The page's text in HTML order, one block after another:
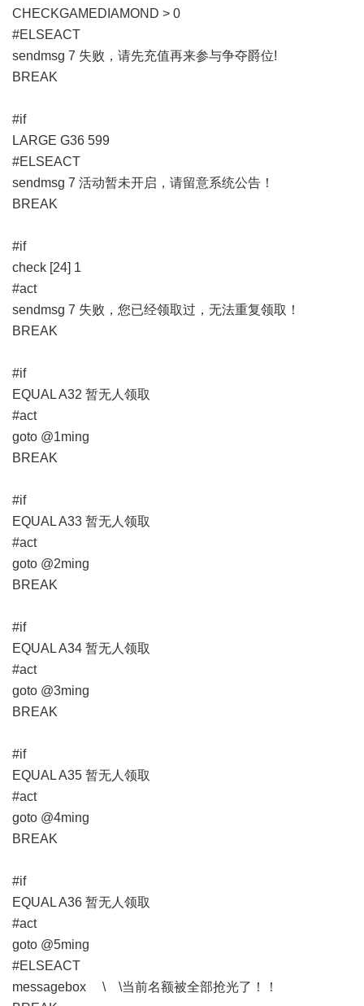
CHECKGAMEDIAMOND > 0
#ELSEACT
sendmsg 7 失败，请先充值再来参与争夺爵位!
BREAK
#if
LARGE G36 599
#ELSEACT
sendmsg 7 活动暂未开启，请留意系统公告！
BREAK
#if
check [24] 1
#act
sendmsg 7 失败，您已经领取过，无法重复领取！
BREAK
#if
EQUAL A32 暂无人领取
#act
goto @1ming
BREAK
#if
EQUAL A33 暂无人领取
#act
goto @2ming
BREAK
#if
EQUAL A34 暂无人领取
#act
goto @3ming
BREAK
#if
EQUAL A35 暂无人领取
#act
goto @4ming
BREAK
#if
EQUAL A36 暂无人领取
#act
goto @5ming
#ELSEACT
messagebox \ \当前名额被全部抢光了！！